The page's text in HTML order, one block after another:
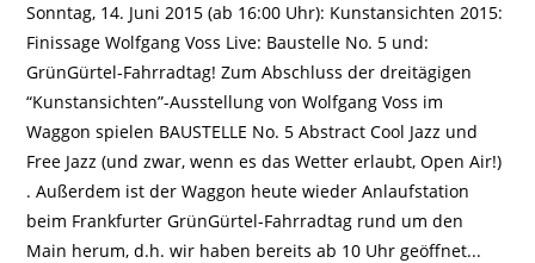
Sonntag, 14. Juni 2015 (ab 16:00 Uhr): Kunstansichten 2015:
Finissage Wolfgang Voss Live: Baustelle No. 5 und:
GrünGürtel-Fahrradtag! Zum Abschluss der dreitägigen
“Kunstansichten”-Ausstellung von Wolfgang Voss im
Waggon spielen BAUSTELLE No. 5 Abstract Cool Jazz und
Free Jazz (und zwar, wenn es das Wetter erlaubt, Open Air!)
. Außerdem ist der Waggon heute wieder Anlaufstation
beim Frankfurter GrünGürtel-Fahrradtag rund um den
Main herum, d.h. wir haben bereits ab 10 Uhr geöffnet...